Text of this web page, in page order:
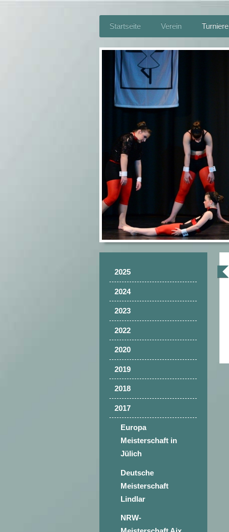
Startseite Verein Turniere
2025
2024
2023
2022
2020
2019
2018
2017
Europa
Meisterschaft in
Jülich
Deutsche
Meisterschaft
Lindlar
NRW-